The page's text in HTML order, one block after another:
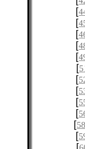
[
[
[
[
[
[
[
[
[
[
[
[